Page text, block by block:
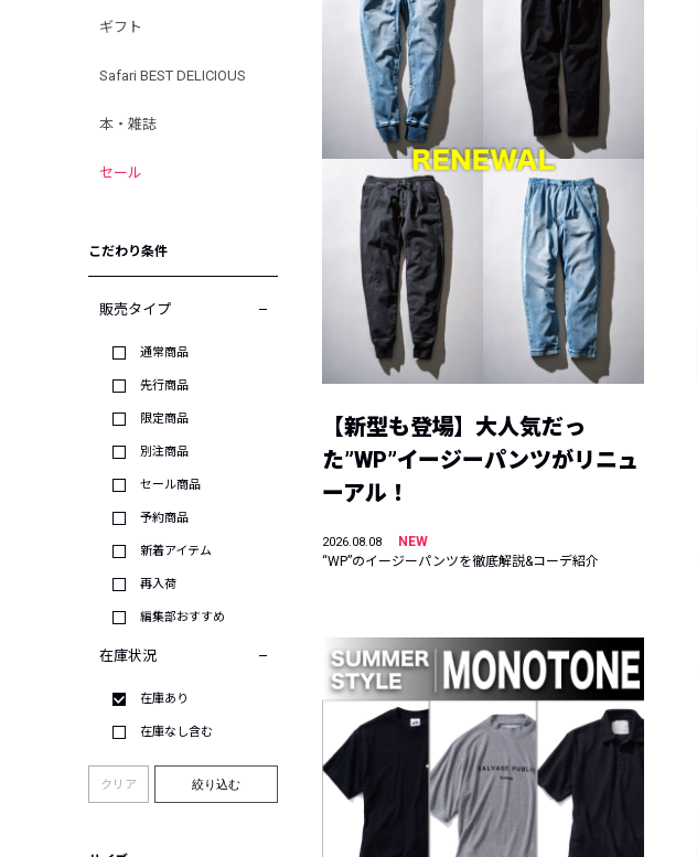
ギフト
Safari BEST DELICIOUS
本・雑誌
セール
こだわり条件
販売タイプ
通常商品
先行商品
限定商品
別注商品
セール商品
予約商品
新着アイテム
再入荷
編集部おすすめ
在庫状況
在庫あり
在庫なし含む
クリア 絞り込む
【新型も登場】大人気だっ
た”WP”イージーパンツがリニュ
ーアル！
2026.08.08
NEW
“WP”のイージーパンツを徹底解説&コーデ紹介